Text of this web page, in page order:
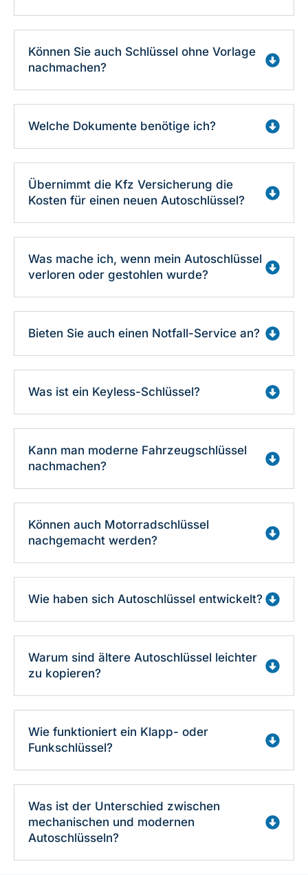
Können Sie auch Schlüssel ohne Vorlage
nachmachen?
Welche Dokumente benötige ich?
Übernimmt die Kfz Versicherung die
Kosten für einen neuen Autoschlüssel?
Was mache ich, wenn mein Autoschlüssel
verloren oder gestohlen wurde?
Bieten Sie auch einen Notfall-Service an?
Was ist ein Keyless-Schlüssel?
Kann man moderne Fahrzeugschlüssel
nachmachen?
Können auch Motorradschlüssel
nachgemacht werden?
Wie haben sich Autoschlüssel entwickelt?
Warum sind ältere Autoschlüssel leichter
zu kopieren?
Wie funktioniert ein Klapp- oder
Funkschlüssel?
Was ist der Unterschied zwischen
mechanischen und modernen
Autoschlüsseln?